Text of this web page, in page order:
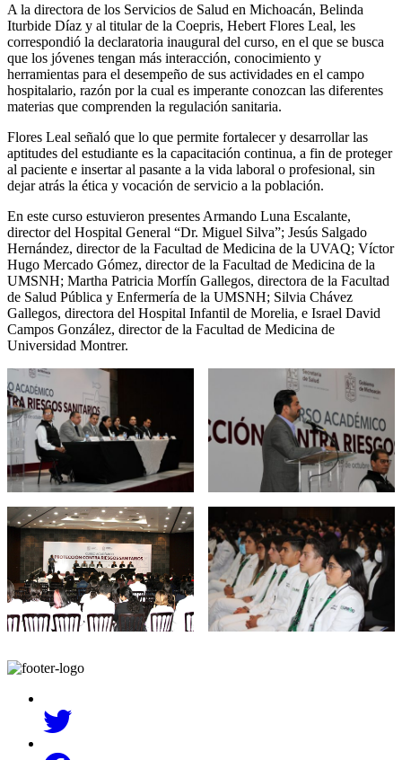
A la directora de los Servicios de Salud en Michoacán, Belinda
Iturbide Díaz y al titular de la Coepris, Hebert Flores Leal, les
correspondió la declaratoria inaugural del curso, en el que se busca
que los jóvenes tengan más interacción, conocimiento y
herramientas para el desempeño de sus actividades en el campo
hospitalario, razón por la cual es imperante conozcan las diferentes
materias que comprenden la regulación sanitaria.
Flores Leal señaló que lo que permite fortalecer y desarrollar las
aptitudes del estudiante es la capacitación continua, a fin de proteger
al paciente e insertar al pasante a la vida laboral o profesional, sin
dejar atrás la ética y vocación de servicio a la población.
En este curso estuvieron presentes Armando Luna Escalante,
director del Hospital General “Dr. Miguel Silva”; Jesús Salgado
Hernández, director de la Facultad de Medicina de la UVAQ; Víctor
Hugo Mercado Gómez, director de la Facultad de Medicina de la
UMSNH; Martha Patricia Morfín Gallegos, directora de la Facultad
de Salud Pública y Enfermería de la UMSNH; Silvia Chávez
Gallegos, directora del Hospital Infantil de Morelia, e Israel David
Campos González, director de la Facultad de Medicina de
Universidad Montrer.